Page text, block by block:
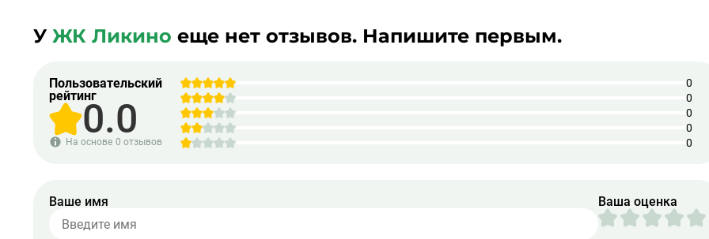
У ЖК Ликино еще нет отзывов. Напишите первым.
Пользовательский
рейтинг
0.0
На основе 0 отзывов
0
0
0
0
0
Ваше имя Ваша оценка